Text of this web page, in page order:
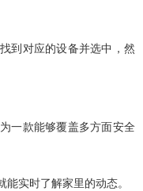
到对应的设备并选中，然
一款能够覆盖多方面安全
实时了解家里的动态。